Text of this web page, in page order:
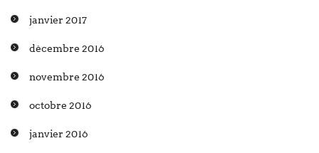
janvier 2017
décembre 2016
novembre 2016
octobre 2016
janvier 2016